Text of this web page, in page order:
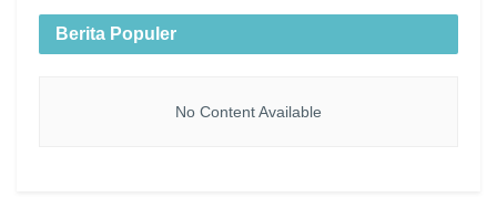
Berita Populer
No Content Available